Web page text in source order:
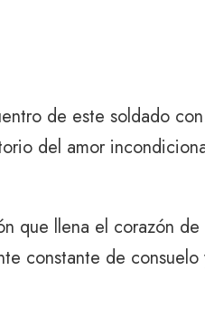
de este soldado
del amor
que llena el corazón
constante de